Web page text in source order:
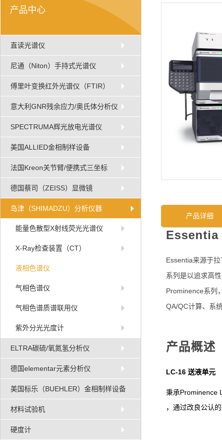
产品中心
直读光谱仪
尼通（Niton）手持式光谱仪
傅里叶变换红外光谱仪（FTIR）
意大利GNR残余应力/奥氏体分析仪
SPECTRUMA辉光放电光谱仪
美国ALLIED金相制样设备
法国Kreon关节臂/便携式三坐标
德国蔡司（ZEISS）显微镜
岛津（SHIMADZU）分析仪器
能量色散型X射线荧光光谱仪
X-Ray检查装置（CT）
液相色谱仪
气相色谱仪
气相色谱质谱联用仪
紫外分光光度计
ELTRA碳硫/氧氮氢分析仪
德国elementar元素分析仪
美国标乐（BUEHLER）金相制样设备
材料试验机
硬度计
产品详细
Essentia
Essentia来源于
系列是以追求高
Prominence系列
QA/QC计算、系
产品概述
LC-16 送液单元
秉承Prominence
，通过改良公认